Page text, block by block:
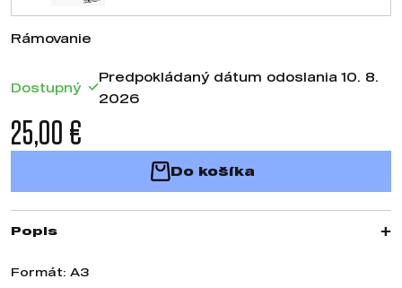
Rámovanie
Dostupný
Predpokládaný dátum odoslania 10. 8.
2026
25,00 €
Do košíka
Popis
Formát: A3